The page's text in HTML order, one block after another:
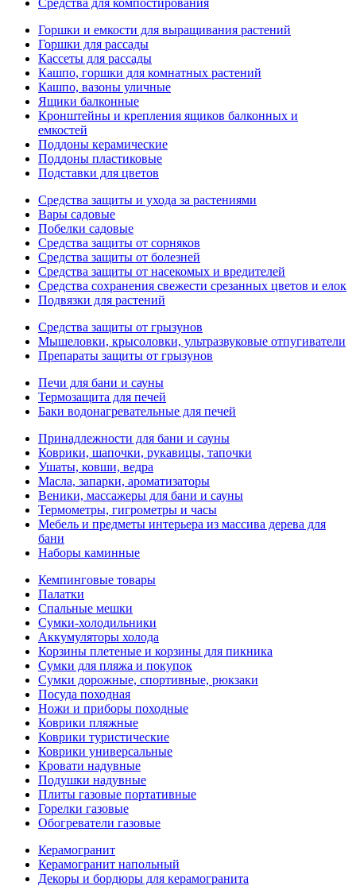
Средства для компостирования
Горшки и емкости для выращивания растений
Горшки для рассады
Кассеты для рассады
Кашпо, горшки для комнатных растений
Кашпо, вазоны уличные
Ящики балконные
Кронштейны и крепления ящиков балконных и
емкостей
Поддоны керамические
Поддоны пластиковые
Подставки для цветов
Средства защиты и ухода за растениями
Вары садовые
Побелки садовые
Средства защиты от сорняков
Средства защиты от болезней
Средства защиты от насекомых и вредителей
Средства сохранения свежести срезанных цветов и елок
Подвязки для растений
Средства защиты от грызунов
Мышеловки, крысоловки, ультразвуковые отпугиватели
Препараты защиты от грызунов
Печи для бани и сауны
Термозащита для печей
Баки водонагревательные для печей
Принадлежности для бани и сауны
Коврики, шапочки, рукавицы, тапочки
Ушаты, ковши, ведра
Масла, запарки, ароматизаторы
Веники, массажеры для бани и сауны
Термометры, гигрометры и часы
Мебель и предметы интерьера из массива дерева для
бани
Наборы каминные
Кемпинговые товары
Палатки
Спальные мешки
Сумки-холодильники
Аккумуляторы холода
Корзины плетеные и корзины для пикника
Сумки для пляжа и покупок
Сумки дорожные, спортивные, рюкзаки
Посуда походная
Ножи и приборы походные
Коврики пляжные
Коврики туристические
Коврики универсальные
Кровати надувные
Подушки надувные
Плиты газовые портативные
Горелки газовые
Обогреватели газовые
Керамогранит
Керамогранит напольный
Декоры и бордюры для керамогранита